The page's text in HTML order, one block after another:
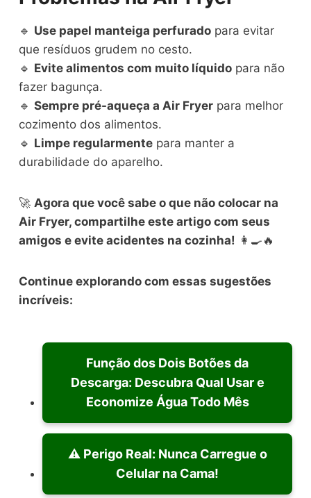
🔹 Use papel manteiga perfurado para evitar
que resíduos grudem no cesto.
🔹 Evite alimentos com muito líquido para não
fazer bagunça.
🔹Sempre pré-aqueça a Air Fryer para melhor
cozimento dos alimentos.
🔹 Limpe regularmente para manter a
durabilidade do aparelho.
🚀 Agora que você sabe o que não colocar na
Air Fryer, compartilhe este artigo com seus
amigos e evite acidentes na cozinha! 👩‍🍳🔥
Continue explorando com essas sugestões
incríveis:
Função dos Dois Botões da
Descarga: Descubra Qual Usar e
Economize Água Todo Mês
⚠️ Perigo Real: Nunca Carregue o
Celular na Cama!